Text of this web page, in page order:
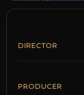
DIRECTOR
PRODUCER